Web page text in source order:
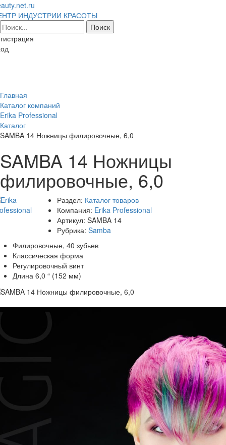
ИНДУСТРИИ КРАСОТЫ
Главная
Каталог компаний
Erika Professional
Каталог
SAMBA 14 Ножницы филировочные, 6,0
SAMBA 14 Ножницы
филировочные, 6,0
Раздел: Каталог товаров
Компания: Erika Professional
Артикул: SAMBA 14
Рубрика: Samba
Филировочные, 40 зубьев
Классическая форма
Регулировочный винт
Длина 6,0 “ (152 мм)